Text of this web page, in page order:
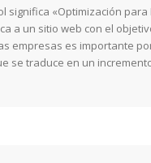
significa «Optimización
a un sitio web con el
empresas es importante
se traduce en un